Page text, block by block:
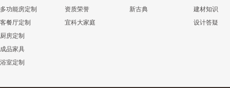
多功能房定制
客餐厅定制
厨房定制
成品家具
浴室定制
资质荣誉
宜科大家庭
新古典
建材知识
设计答疑